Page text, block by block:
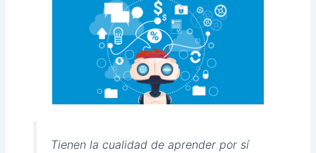
Tienen la cualidad de aprender por sí